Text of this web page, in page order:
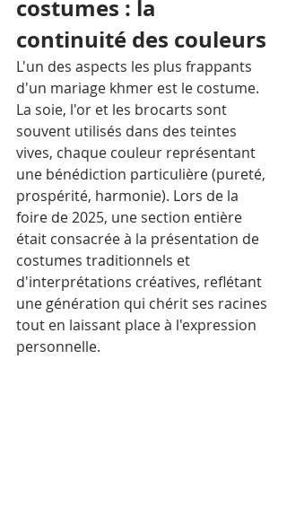
costumes : la
continuité des couleurs
L'un des aspects les plus frappants
d'un mariage khmer est le costume.
La soie, l'or et les brocarts sont
souvent utilisés dans des teintes
vives, chaque couleur représentant
une bénédiction particulière (pureté,
prospérité, harmonie). Lors de la
foire de 2025, une section entière
était consacrée à la présentation de
costumes traditionnels et
d'interprétations créatives, reflétant
une génération qui chérit ses racines
tout en laissant place à l'expression
personnelle.